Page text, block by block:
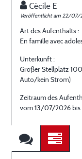
Cécile E
Veröffentlicht am 22/07/
Art des Aufenthalts :
En famille avec
Unterkunft :
Großer Stellplatz
Auto/kein Strom)
Zeitraum des
vom 13/07/2026